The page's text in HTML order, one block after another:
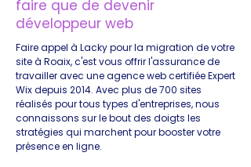
faire que de devenir
développeur web
Faire appel à Lacky pour la migration de votre
site à Roaix, c'est vous offrir l'assurance de
travailler avec une agence web certifiée Expert
Wix depuis 2014. Avec plus de 700 sites
réalisés pour tous types d'entreprises, nous
connaissons sur le bout des doigts les
stratégies qui marchent pour booster votre
présence en ligne.